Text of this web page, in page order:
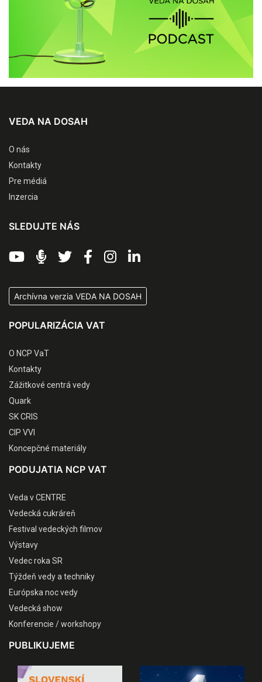
VEDA NA DOSAH
O nás
Kontakty
Pre médiá
Inzercia
SLEDUJTE NÁS
Archívna verzia VEDA NA DOSAH
POPULARIZÁCIA VAT
O NCP VaT
Kontakty
Zážitkové centrá vedy
Quark
SK CRIS
CIP VVI
Koncepčné materiály
PODUJATIA NCP VAT
Veda v CENTRE
Vedecká cukráreň
Festival vedeckých filmov
Výstavy
Vedec roka SR
Týždeň vedy a techniky
Európska noc vedy
Vedecká show
Konferencie / workshopy
PUBLIKUJEME